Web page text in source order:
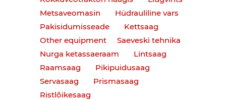
Metsaveomasin
Hüdrauliline vars
Pakisidumisseade
Kettsaag
Other equipment
Saeveski tehnika
Nurga ketassaeraam
Lintsaag
Raamsaag
Pikipuidusaag
Servasaag
Prismasaag
Ristlõikesaag